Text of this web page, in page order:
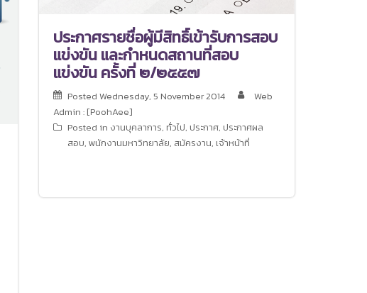
ประกาศรายชื่อผู้มีสิทธิ์เข้ารับการสอบ
แข่งขัน และกำหนดสถานที่สอบ
แข่งขัน ครั้งที่ ๒/๒๕๕๗
Posted Wednesday, 5 November 2014
Web
Admin : [PoohAee]
Posted in งานบุคลาการ, ทั่วไป, ประกาศ, ประกาศผล
สอบ, พนักงานมหาวิทยาลัย, สมัครงาน, เจ้าหน้าที่